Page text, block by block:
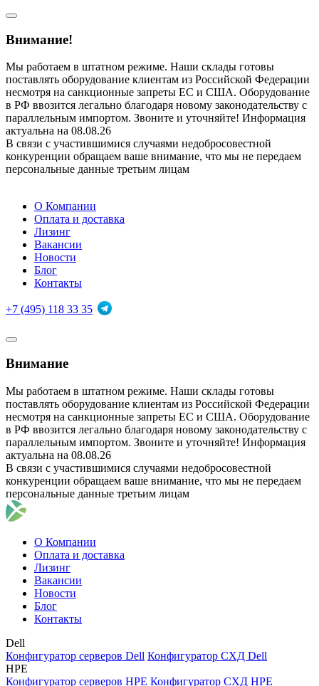
Внимание!
Мы работаем в штатном режиме. Наши склады готовы
поставлять оборудование клиентам из Российской Федерации
несмотря на санкционные запреты ЕС и США. Оборудование
в РФ ввозится легально благодаря новому законодательству с
параллельным импортом. Звоните и уточняйте! Информация
актуальна на 08.08.26
В связи с участившимися случаями недобросовестной
конкуренции обращаем ваше внимание, что мы не передаем
персональные данные третьим лицам
О Компании
Оплата и доставка
Лизинг
Вакансии
Новости
Блог
Контакты
+7 (495) 118 33 35
Внимание
Мы работаем в штатном режиме. Наши склады готовы
поставлять оборудование клиентам из Российской Федерации
несмотря на санкционные запреты ЕС и США. Оборудование
в РФ ввозится легально благодаря новому законодательству с
параллельным импортом. Звоните и уточняйте! Информация
актуальна на 08.08.26
В связи с участившимися случаями недобросовестной
конкуренции обращаем ваше внимание, что мы не передаем
персональные данные третьим лицам
О Компании
Оплата и доставка
Лизинг
Вакансии
Новости
Блог
Контакты
Dell
Конфигуратор серверов Dell Конфигуратор СХД Dell
HPE
Конфигуратор серверов HPE Конфигуратор СХД HPE